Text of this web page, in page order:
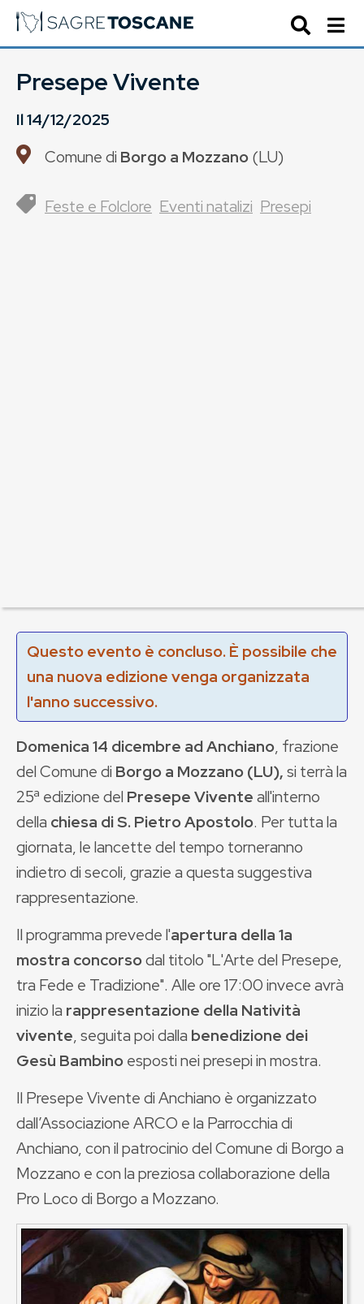
Presepe Vivente
Il14/12/2025
Comune di Borgo a Mozzano(LU)
Feste e Folclore Eventi natalizi Presepi
Questo evento è concluso. È possibile che
una nuova edizione venga organizzata
l'anno successivo.
Domenica 14 dicembre ad Anchiano, frazione
del Comune di Borgo a Mozzano (LU),si terrà la
25ª edizione del Presepe Viventeall'interno
della chiesa di S. Pietro Apostolo. Per tutta la
giornata, le lancette del tempo torneranno
indietro di secoli, grazie a questa suggestiva
rappresentazione.
Il programma prevede l'apertura della 1a
mostra concorsodal titolo "L'Arte del Presepe,
tra Fede e Tradizione". Alle ore 17:00 invece avrà
inizio la rappresentazione della Natività
vivente, seguita poi dalla benedizione dei
Gesù Bambinoesposti nei presepi in mostra.
Il Presepe Vivente di Anchiano è organizzato
dall’Associazione ARCO e la Parrocchia di
Anchiano, con il patrocinio del Comune di Borgo a
Mozzano e con la preziosa collaborazione della
Pro Loco di Borgo a Mozzano.